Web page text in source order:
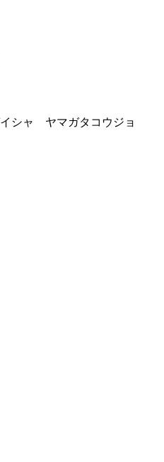
シャ　ヤマガタコウジョ